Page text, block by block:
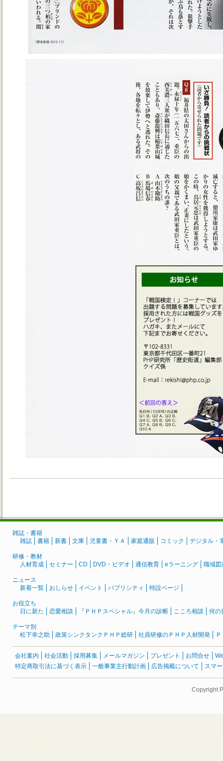
雑誌・書籍
雑誌
書籍 新書 文庫 児童書・ＹＡ 家庭通販 コミック デジタル・
研修・教材
人材育成
セミナー CD DVD・ビデオ 通信教育 eラーニング 職域図
ニュース
新着一覧
おしらせ イベント パブリシティ 特設ページ
お役立ち
日に新た
恋愛相談 『ＰＨＰスペシャル』今月の診断 こころ相談 何の
テーマ別
松下幸之助
政策シンクタンクＰＨＰ総研 社員研修のＰＨＰ人材開発
会社案内 社会活動 採用募集 メールマガジン プレゼント お問合せ
特定商取引法に基づく表示
一般事業主行動計画 広告掲載について スマ
Copyright